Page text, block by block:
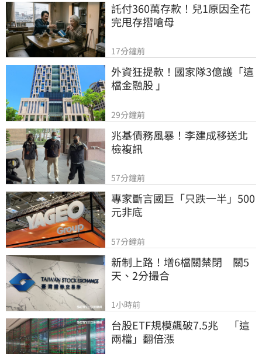
託付360萬存款！兒1原因全花
完甩存摺嗆母
17分鐘前
外資狂提款！國家隊3億護「這
檔金融股 」
29分鐘前
兆基債務風暴！李建成移送北
檢複訊
57分鐘前
專家斷言國巨「只跌一半」500
元非底
57分鐘前
新制上路！增6檔關禁閉　關5
天、2分撮合
1小時前
台股ETF規模飆破7.5兆　「這
兩檔」翻倍漲